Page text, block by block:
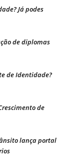
Já podes
de diplomas
de Identidade?
de
lança portal